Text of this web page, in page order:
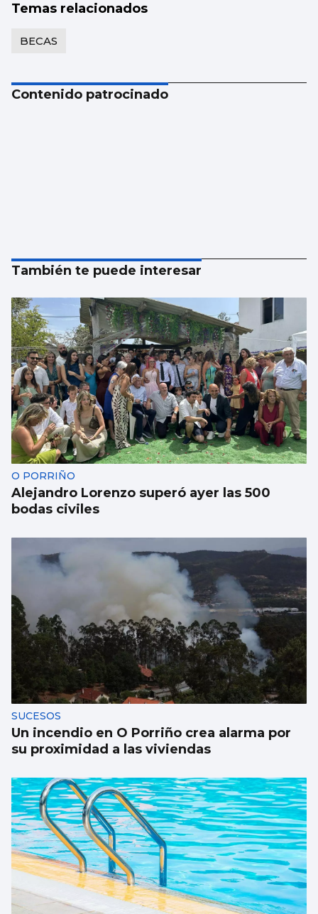
Temas relacionados
BECAS
Contenido patrocinado
También te puede interesar
O PORRIÑO
Alejandro Lorenzo superó ayer las 500
bodas civiles
SUCESOS
Un incendio en O Porriño crea alarma por
su proximidad a las viviendas